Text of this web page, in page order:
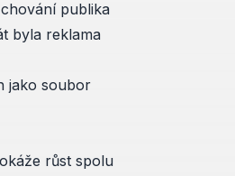
publika
byla reklama
jako soubor
růst spolu